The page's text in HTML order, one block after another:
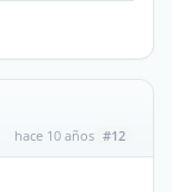
hace 10 años #12